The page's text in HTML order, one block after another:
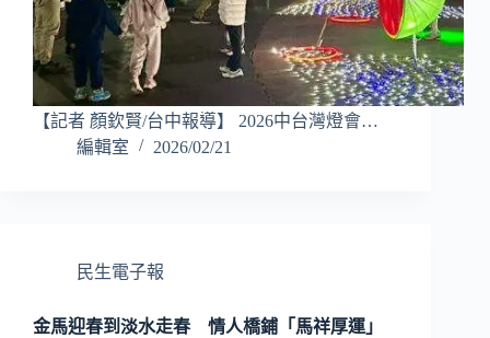
【記者 顏欽賢/台中報導】 2026中台灣燈會…
編輯室
2026/02/21
民生電子報
金馬迎春到淡水走春 情人橋鋪「馬祥厚運」